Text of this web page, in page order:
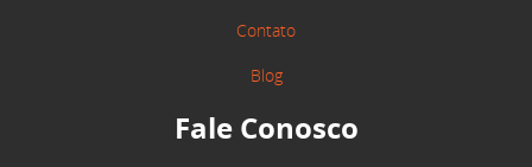
Contato
Blog
Fale Conosco